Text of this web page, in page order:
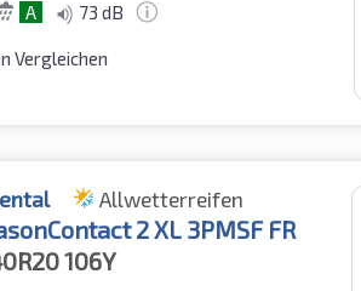
A 73 dB
Vergleichen
Allwetterreifen
2 XL 3PMSF FR
106Y